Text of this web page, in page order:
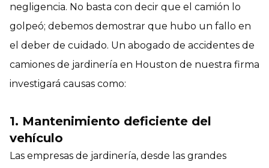
negligencia. No basta con decir que el camión lo
golpeó; debemos demostrar que hubo un fallo en
el deber de cuidado. Un abogado de accidentes de
camiones de jardinería en Houston de nuestra firma
investigará causas como:
1. Mantenimiento deficiente del
vehículo
Las empresas de jardinería, desde las grandes